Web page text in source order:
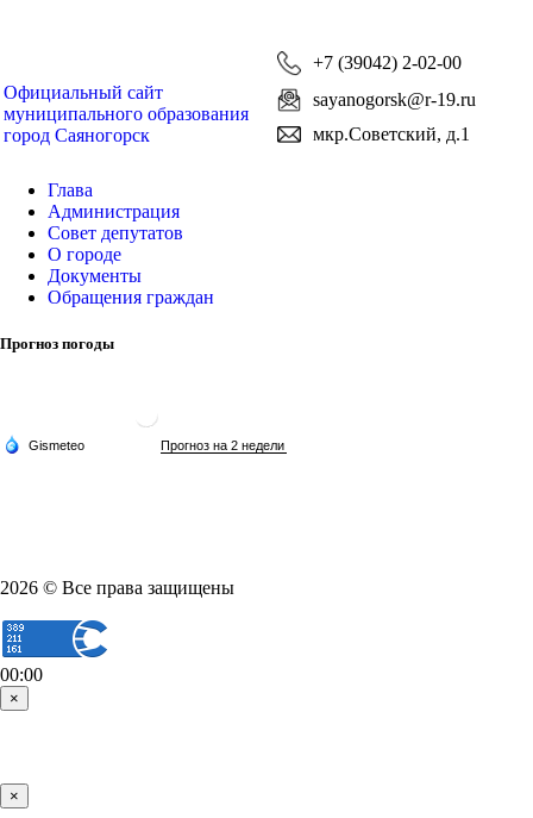
Официальный сайт
муниципального образования
город Саяногорск
+7 (39042) 2-02-00
sayanogorsk@r-19.ru
мкр.Советский, д.1
Глава
Администрация
Совет депутатов
О городе
Документы
Обращения граждан
Прогноз погоды
2026 © Все права защищены
00:00
×
×